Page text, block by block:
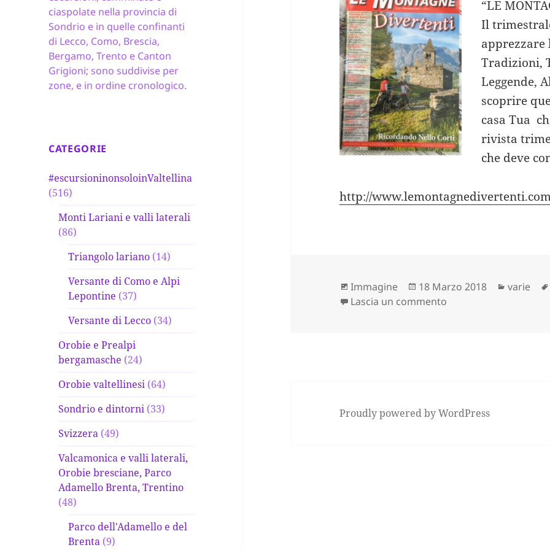
ciaspolate nella provincia di
Sondrio e in quelle confinanti
di Lecco, Como, Brescia,
Bergamo, Trento e Canton
Grigioni; sono suddivise per
zone, e in ordine cronologico.
CATEGORIE
#escursioninonsoloinValtellina
(516)
Monti Lariani e valli laterali
(86)
Triangolo lariano (14)
Versante di Como e Alpi
Lepontine (37)
Versante di Lecco (34)
Orobie e Prealpi
bergamasche (24)
Orobie valtellinesi (64)
Sondrio e dintorni (33)
Svizzera (49)
Valcamonica e valli laterali,
Orobie bresciane, Parco
Adamello Brenta, Trentino
(48)
Parco dell'Adamello e del
Brenta (9)
“LE
Il
apprezzare
Tradizioni,
Leggende,
scoprire
casa Tua
rivista
che deve
http://
Formato
Immagine
Scritto
il
18 Marzo 2018
varie
Lascia un commento
Proudly powered by WordPress